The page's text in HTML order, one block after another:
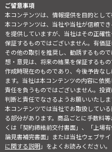
ご留意事項
本コンテンツは、情報提供を目的として
本コンテンツは、当社や当社が信頼で
を提供していますが、当社はその正確
保証するものではございません。有価
その他の取引を推奨し、勧誘するもの
想・意見は、将来の結果を保証するも
作成時現在のものであり、今後予告な
ます。当社は本コンテンツの内容に依
責任を負うものではございません。投
判断と責任でなさるようお願いいたしま
本コンテンツでは当社でお取扱してい
る部分があります。商品ごとに手数料
くは「契約締結前交付書面」、「上場
論見書補完書面」または当社ウェブサ
に関する説明」をよくお読みください。